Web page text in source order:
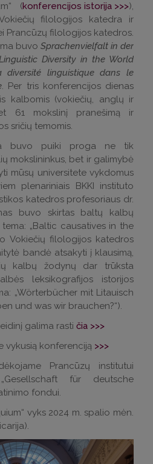
(konferencijos istorija >>>),
filologijos katedra ir
Prancūzų filologijos katedros.
buvo Sprachenvielfalt in der
Diversity in the World
linguistique dans le
. Per tris konferencijos dienas
kalbomis (vokiečių, anglų ir
61 mokslinį pranešimą ir
sričių temomis.
buvo puiki proga ne tik
mokslininkus, bet ir galimybė
mūsų universitete vykdomus
plenariniais BKKI instituto
katedros profesoriaus dr.
buvo skirtas baltų kalbų
„Baltic causatives in the
Vokiečių filologijos katedros
bandė atsakyti į klausimą,
kalbų žodynų dar trūksta
leksikografijos istorijos
„Wörterbücher mit Litauisch
und was wir brauchen?“).
galima rasti čia >>>
vykusią konferenciją >>>
Prancūzų institutui
für deutsche
fondui.
vyks 2024 m. spalio mėn.